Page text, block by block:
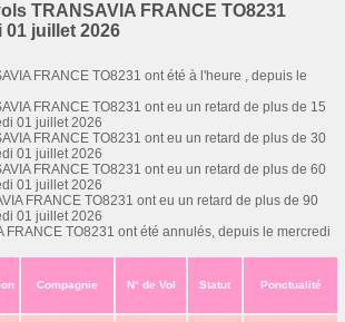
TRANSAVIA FRANCE TO8231
juillet 2026
FRANCE TO8231 ont été à l'heure , depuis le
FRANCE TO8231 ont eu un retard de plus de 15
01 juillet 2026
FRANCE TO8231 ont eu un retard de plus de 30
01 juillet 2026
FRANCE TO8231 ont eu un retard de plus de 60
01 juillet 2026
FRANCE TO8231 ont eu un retard de plus de 90
01 juillet 2026
FRANCE TO8231 ont été annulés, depuis le mercredi
Compagnie N° de Vol Statut Ponctualité